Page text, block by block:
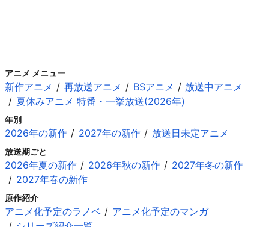
アニメ メニュー
新作アニメ 再放送アニメ BSアニメ
放送中アニメ
夏休みアニメ 特番・一挙放送(2026年)
年別
2026年の新作 2027年の新作 放送日未定アニメ
放送期ごと
2026年夏の新作 2026年秋の新作
2027年冬の新作
2027年春の新作
原作紹介
アニメ化予定のラノベ
アニメ化予定のマンガ